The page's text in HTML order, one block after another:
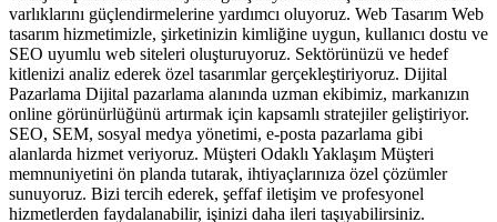
varlıklarını güçlendirmelerine yardımcı oluyoruz. Web Tasarım Web
tasarım hizmetimizle, şirketinizin kimliğine uygun, kullanıcı dostu ve
SEO uyumlu web siteleri oluşturuyoruz. Sektörünüzü ve hedef
kitlenizi analiz ederek özel tasarımlar gerçekleştiriyoruz. Dijital
Pazarlama Dijital pazarlama alanında uzman ekibimiz, markanızın
online görünürlüğünü artırmak için kapsamlı stratejiler geliştiriyor.
SEO, SEM, sosyal medya yönetimi, e-posta pazarlama gibi
alanlarda hizmet veriyoruz. Müşteri Odaklı Yaklaşım Müşteri
memnuniyetini ön planda tutarak, ihtiyaçlarınıza özel çözümler
sunuyoruz. Bizi tercih ederek, şeffaf iletişim ve profesyonel
hizmetlerden faydalanabilir, işinizi daha ileri taşıyabilirsiniz.